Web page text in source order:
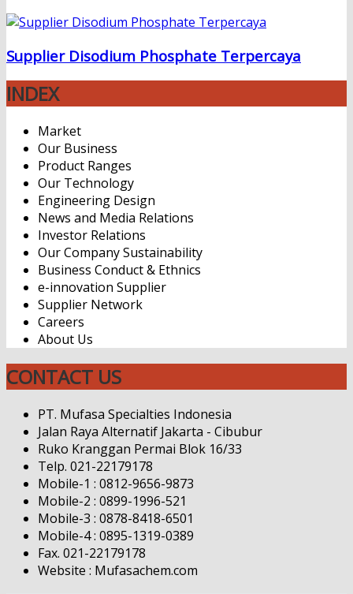
Supplier Disodium Phosphate Terpercaya
INDEX
Market
Our Business
Product Ranges
Our Technology
Engineering Design
News and Media Relations
Investor Relations
Our Company Sustainability
Business Conduct & Ethnics
e-innovation Supplier
Supplier Network
Careers
About Us
CONTACT US
PT. Mufasa Specialties Indonesia
Jalan Raya Alternatif Jakarta - Cibubur
Ruko Kranggan Permai Blok 16/33
Telp. 021-22179178
Mobile-1 : 0812-9656-9873
Mobile-2 : 0899-1996-521
Mobile-3 : 0878-8418-6501
Mobile-4 : 0895-1319-0389
Fax. 021-22179178
Website : Mufasachem.com